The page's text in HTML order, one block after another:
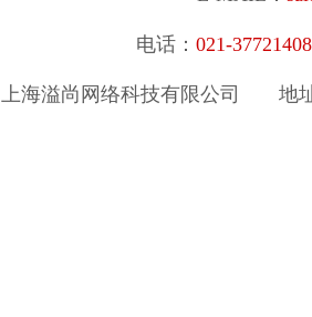
电话： 021-
上海溢尚网络科技有限公司 地